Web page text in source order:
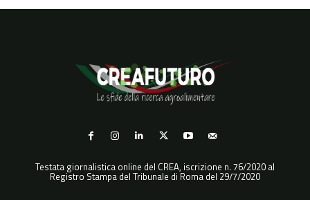
Testata giornalistica online del CREA, iscrizione n. 76/2020 al
Registro Stampa del Tribunale di Roma del 29/7/2020